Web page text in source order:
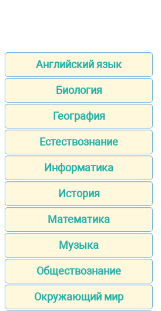
Английский язык
Биология
География
Естествознание
Информатика
История
Математика
Музыка
Обществознание
Окружающий мир